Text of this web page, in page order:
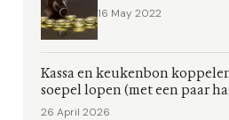
16 May 2022
Kassa en keukenbon
soepel lopen (met een paar
26 April 2026